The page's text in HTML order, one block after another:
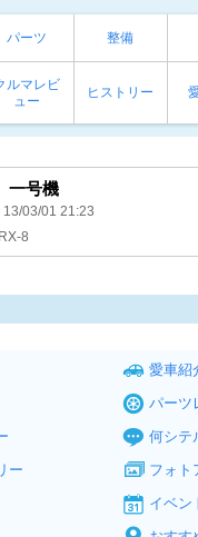
パーツ 整備
ルマレビ
ュー
ヒストリー
号機
13/03/01 21:23
8
愛車紹
パーツ
何シテ
ー
フォト
イベン